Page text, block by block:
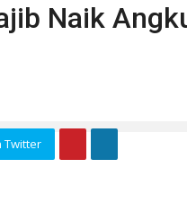
Naik
Twitter